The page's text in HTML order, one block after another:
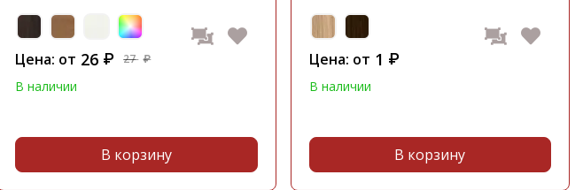
Цена: от 26 ₽ 27 ₽
В наличии
В корзину
Цена: от 1 ₽
В наличии
В корзину